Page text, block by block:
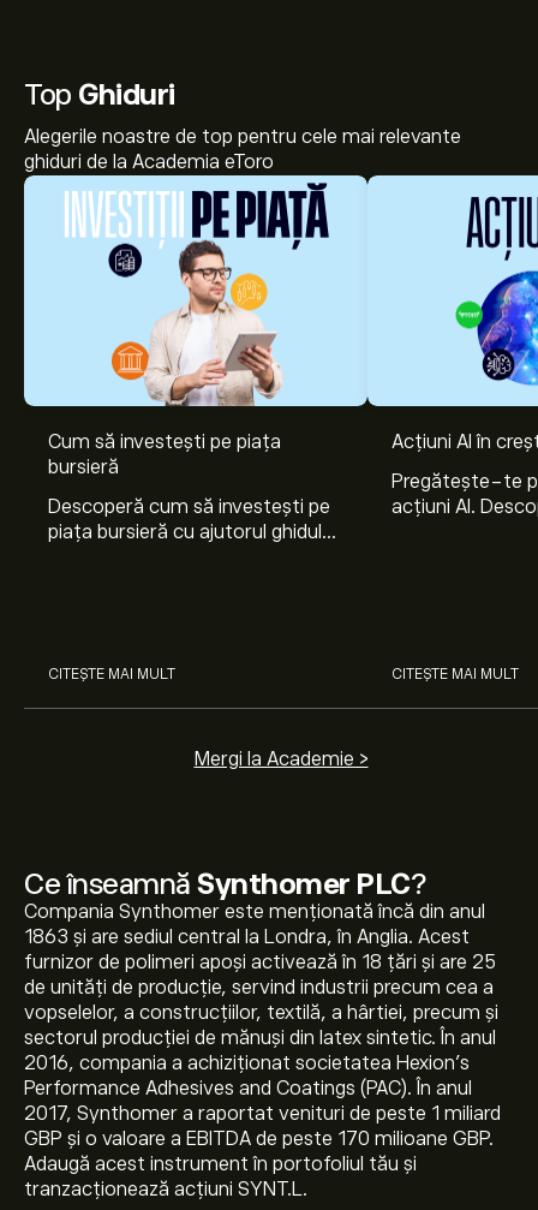
Ce înseamnă Synthomer PLC?
Compania Synthomer este menționată încă din anul
1863 și are sediul central la Londra, în Anglia. Acest
furnizor de polimeri apoși activează în 18 țări și are 25
de unități de producție, servind industrii precum cea a
vopselelor, a construcțiilor, textilă, a hârtiei, precum și
sectorul producției de mănuși din latex sintetic. În anul
2016, compania a achiziționat societatea Hexion’s
Performance Adhesives and Coatings (PAC). În anul
2017, Synthomer a raportat venituri de peste 1 miliard
GBP și o valoare a EBITDA de peste 170 milioane GBP.
Adaugă acest instrument în portofoliul tău și
tranzacționează acțiuni SYNT.L.
Top Ghiduri
Alegerile noastre de top pentru cele mai relevante
ghiduri de la Academia eToro
Cum să investești pe piața
bursieră
Descoperă cum să investești pe
piața bursieră cu ajutorul ghidului
CITEȘTE MAI MULT
Acțiuni AI în
Pregătește-te
acțiuni AI.
CITEȘTE MAI MULT
Mergi la Academie >
Prețul actual al acțiunilor SYNT.L este 107.40‎p‎.